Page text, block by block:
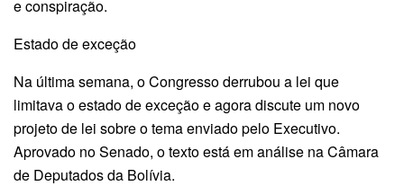
e conspiração.
Estado de exceção
Na última semana, o Congresso derrubou a lei que
limitava o estado de exceção e agora discute um novo
projeto de lei sobre o tema enviado pelo Executivo.
Aprovado no Senado, o texto está em análise na Câmara
de Deputados da Bolívia.